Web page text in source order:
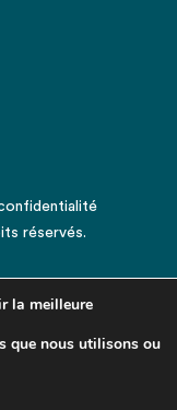
réservés.
la meilleure
que nous utilisons ou